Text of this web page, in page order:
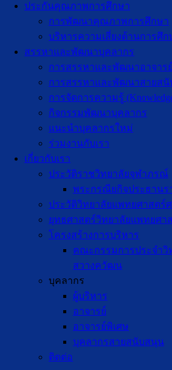
ประกันคุณภาพการศึกษา
การพัฒนาคุณภาพการศึกษา
บริหารความเสี่ยงด้านการศึก
สรรหาและพัฒนาบุคลากร
การสรรหาและพัฒนาอาจารย์
การสรรหาและพัฒนาสายส
การจัดการความรู้
กิจกรรมพัฒนาบุคลากร
แนะนำบุคลากรใหม่
ร่วมงานกับเรา
เกี่ยวกับเรา
ประวัติราชวิทยาลัยจุฬาภรณ์
พระกรณียกิจประธาน
ประวัติวิทยาลัยแพทยศาสตร์
ยุทธศาสตร์วิทยาลัยแพทยศา
โครงสร้างการบริหาร
คณะกรรมการประจำวิ
สวางควัฒน
บุคลากร
ผู้บริหาร
อาจารย์
อาจารย์พิเศษ
บุคลากรสายสนับสนุน
ติดต่อ